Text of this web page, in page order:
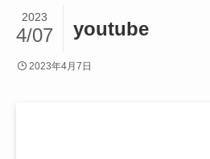
youtube
2023
4/07
2023年4月7日